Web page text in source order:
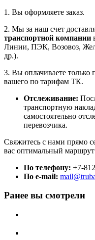
1. Вы оформляете заказ.
2. Мы за наш счет
транспортной компании
Линии, ПЭК, Возовоз,
др.).
3. Вы оплачиваете только
вашего по тарифам ТК.
Отслеживание:
транспортную
самостоятельно
перевозчика.
Свяжитесь с нами прямо
вас оптимальный
По телефону: +7-
По e-mail:
Ранее вы смотрели